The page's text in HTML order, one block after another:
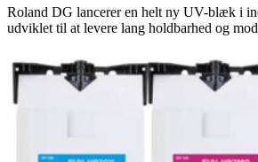
Roland DG lancerer en helt ny UV-blæk i
udviklet til at levere lang holdbarhed og